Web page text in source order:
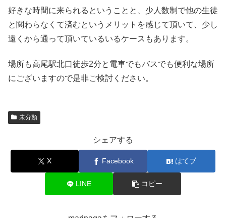
好きな時間に来られるということと、少人数制で他の生徒
と関わらなくて済むというメリットを感じて頂いて、少し
遠くから通って頂いているいるケースもあります。
場所も高尾駅北口徒歩2分と電車でもバスでも便利な場所
にございますので是非ご検討ください。
未分類
シェアする
X Facebook はてブ
LINE コピー